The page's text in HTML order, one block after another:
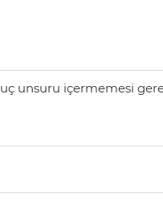
unsuru içermemesi